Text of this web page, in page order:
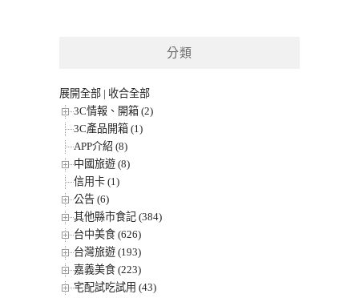
分類
展開全部 | 收合全部
3C情報、開箱 (2)
3C產品開箱 (1)
APP介紹 (8)
中國旅遊 (8)
信用卡 (1)
公告 (6)
其他縣市食記 (384)
台中美食 (626)
台灣旅遊 (193)
嘉義美食 (223)
宅配試吃試用 (43)